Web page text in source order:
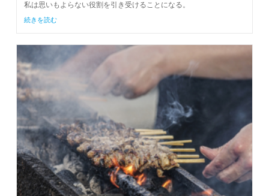
私は思いもよらない役割を引き受けることになる。
続きを読む